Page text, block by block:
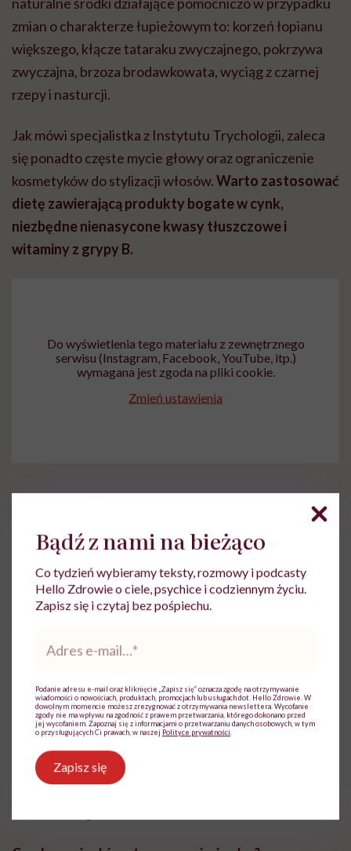
zmian o charakterze łupieżowym to: korzeń łopianu
większego, kłącze tataraku zwyczajnego, pokrzywa
zwyczajna, brzoza brodawkowata, wyciąg z czarnej
rzepy i nasturcji.
Jak mówi specjalistka z Instytutu Trychologii, zaleca
się ponadto częste mycie głowy oraz ograniczenie
kosmetyków do stylizacji włosów.Warto zastosować
dietę zawierającą produkty bogate w cynk,
niezbędne nienasycone kwasy tłuszczowe i
witaminy z grypy B.
Do wyświetlenia tego materiału z zewnętrznego
serwisu (Instagram, Facebook, YouTube, itp.)
wymagana jest zgoda na pliki cookie.
Zmień ustawienia
Łupież w pytaniach i
odpowiedziach
Czy mycie włosów w zbyt gorącej wodzie może
spowodować pojawienie się łupieżu albo nasilić jego
zaburzamy bowiem równowagę hydro-lipidową naskórka.
Nie należy kłaść się do łóżka z mokrymi włosami?
Trycholog Anna Mackojć:
namnażaniu się grzybów, także tych wywołujących łupież
Bądź z nami na bieżąco
Co tydzień wybieramy teksty, rozmowy i podcasty
Hello Zdrowie o ciele, psychice i codziennym życiu.
Zapisz się i czytaj bez pośpiechu.
mail*
Podanie adresu e-mail oraz kliknięcie „Zapisz się” oznacza zgodę na otrzymywanie
wiadomości o nowościach, produktach, promocjach lub usługach dot. Hello Zdrowie. W
dowolnym momencie możesz zrezygnować z otrzymywania newslettera. Wycofanie
zgody nie ma wpływu na zgodność z prawem przetwarzania, którego dokonano przed
jej wycofaniem. Zapoznaj się z informacjami o przetwarzaniu danych osobowych, w tym
o przysługujących Ci prawach, w naszej Polityce prywatności
Zapisz się